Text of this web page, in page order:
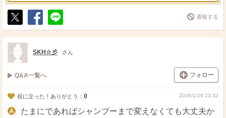
ポ
ス
ト
シ
ェ
送
る
通報する
SKH☆彡 さん
Q&A一覧へ フォロー
役に立った！ありがとう： 0 2026/1/28 23:32
たまにであればシャンプーまで変えなくても大丈夫か